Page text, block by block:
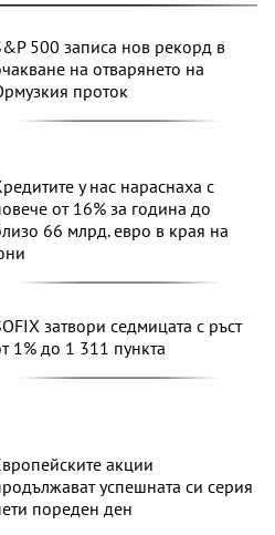
500 записа нов рекорд в
на отварянето на
проток
у нас нараснаха с
от 16% за година до
66 млрд. евро в края на
затвори седмицата с ръст
1% до 1 311 пункта
акции
успешната си серия
пореден ден